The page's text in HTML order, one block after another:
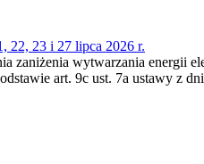
22, 23 i 27 lipca 2026 r.
zaniżenia wytwarzania energii
art. 9c ust. 7a ustawy z